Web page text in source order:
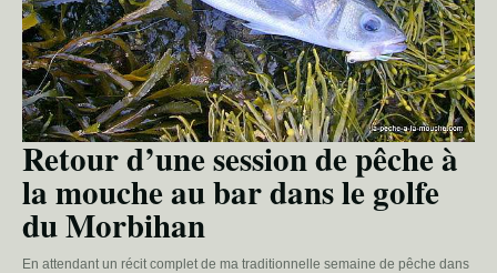
Retour d’une session de pêche à
la mouche au bar dans le golfe
du Morbihan
En attendant un récit complet de ma traditionnelle semaine de pêche dans